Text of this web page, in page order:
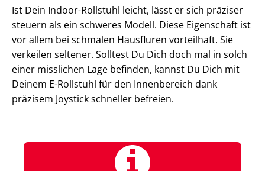
Ist Dein Indoor-Rollstuhl leicht, lässt er sich präziser
steuern als ein schweres Modell. Diese Eigenschaft ist
vor allem bei schmalen Hausfluren vorteilhaft. Sie
verkeilen seltener. Solltest Du Dich doch mal in solch
einer misslichen Lage befinden, kannst Du Dich mit
Deinem E-Rollstuhl für den Innenbereich dank
präzisem Joystick schneller befreien.